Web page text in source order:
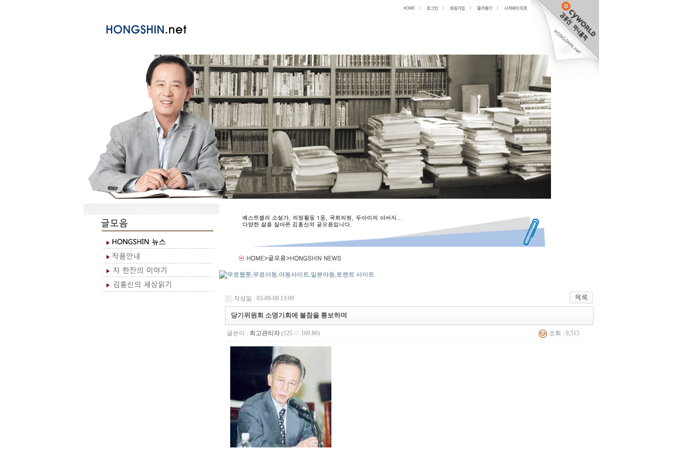
작성일 : 03-09-09 13:09
당기위원회 소명기회에 불참을 통보하며
글쓴이 : 최고관리자(125.♡.169.86) 조회 : 9,515